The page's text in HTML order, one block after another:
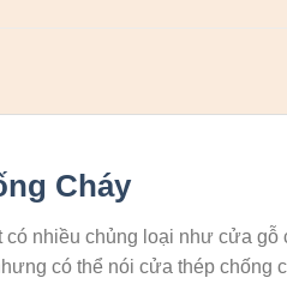
Cháy
nhiều chủng loại như cửa gỗ
có thể nói cửa thép chống